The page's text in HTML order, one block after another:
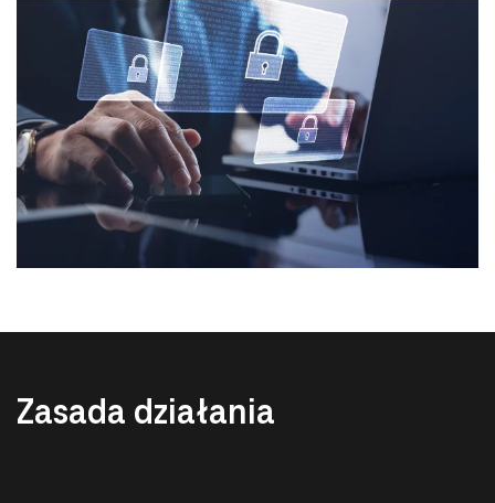
Zasada działania